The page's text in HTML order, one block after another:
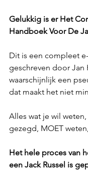
Gelukkig is er Het
Handboek Voor De
Dit is een compleet
geschreven door Jan
waarschijnlijk een
dat maakt het niet
Alles wat je wil
gezegd, MOET
Het hele proces van
een Jack Russel is